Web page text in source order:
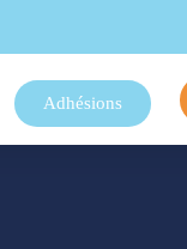
Adhésions